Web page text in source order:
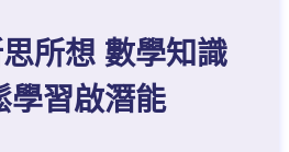
所想 數學知識
學習啟潛能